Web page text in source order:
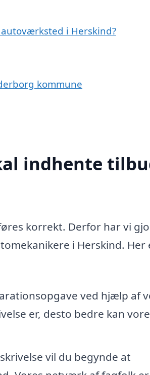
i Herskind?
kommune
indhente
korrekt. Derfor har vi
i Herskind. Her
ved hjælp af
er, desto bedre kan
vil du begynde at